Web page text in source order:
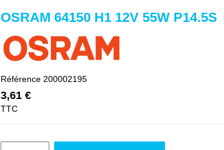
OSRAM 64150 H1 12V 55W P14.5S
Référence 200002195
3,61 €
TTC